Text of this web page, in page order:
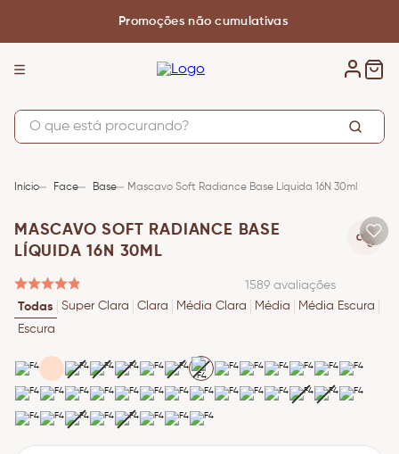
Promoções não cumulativas
O que está procurando?
Face Base Mascavo Soft Radiance Base Líquida 16N 30ml
MASCAVO SOFT RADIANCE BASE
LÍQUIDA 16N 30ML
1589 avaliações
Todas
Super Clara Clara Média Clara Média
Média Escura
Escura
1º
base
contorno
5º
blush
7 º
nécessaire
8
esponja